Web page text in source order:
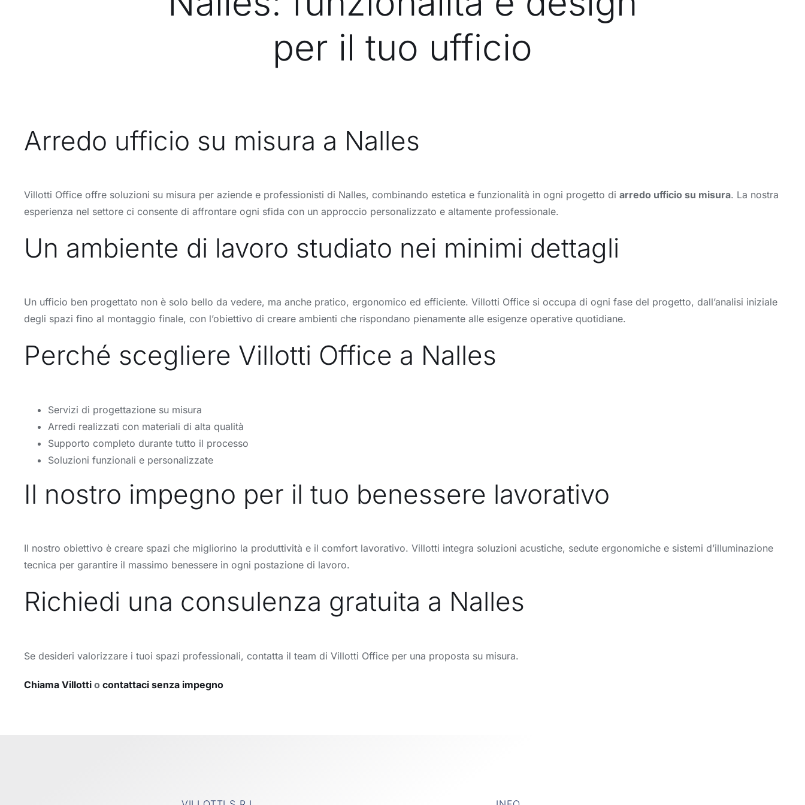
per il tuo ufficio
Arredo ufficio su misura a Nalles
Villotti Office offre soluzioni su misura per aziende e professionisti di Nalles, combinando estetica e funzionalità in ogni progetto di arredo ufficio su misura. La nostra
esperienza nel settore ci consente di affrontare ogni sfida con un approccio personalizzato e altamente professionale.
Un ambiente di lavoro studiato nei minimi dettagli
Un ufficio ben progettato non è solo bello da vedere, ma anche pratico, ergonomico ed efficiente. Villotti Office si occupa di ogni fase del progetto, dall’analisi iniziale
degli spazi fino al montaggio finale, con l’obiettivo di creare ambienti che rispondano pienamente alle esigenze operative quotidiane.
Perché scegliere Villotti Office a Nalles
Servizi di progettazione su misura
Arredi realizzati con materiali di alta qualità
Supporto completo durante tutto il processo
Soluzioni funzionali e personalizzate
Il nostro impegno per il tuo benessere lavorativo
Il nostro obiettivo è creare spazi che migliorino la produttività e il comfort lavorativo. Villotti integra soluzioni acustiche, sedute ergonomiche e sistemi d’illuminazione
tecnica per garantire il massimo benessere in ogni postazione di lavoro.
Richiedi una consulenza gratuita a Nalles
Se desideri valorizzare i tuoi spazi professionali, contatta il team di Villotti Office per una proposta su misura.
Chiama Villotti o contattaci senza impegno